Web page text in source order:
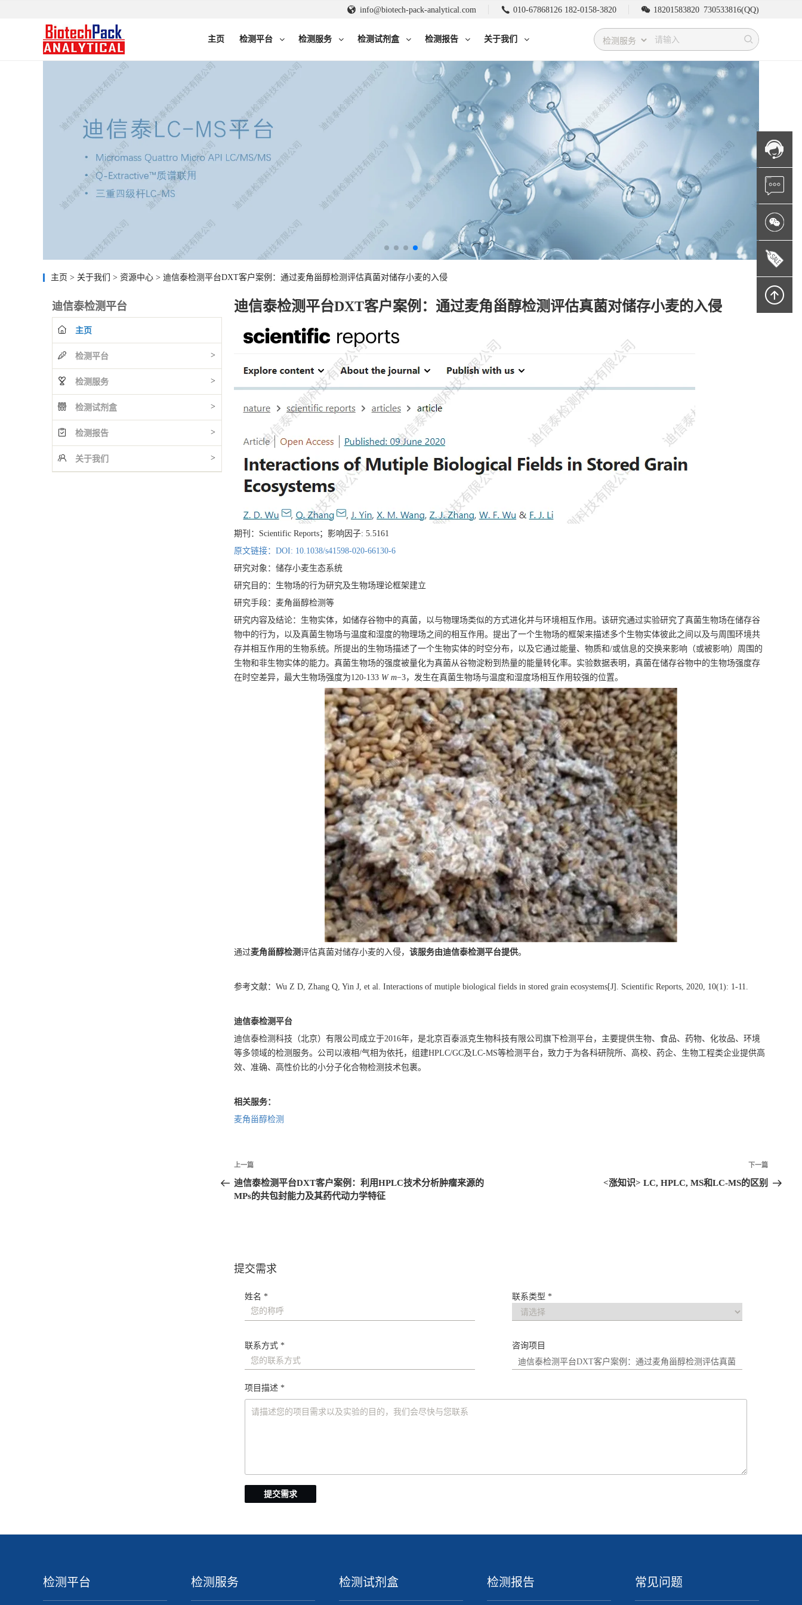
info@biotech-pack-analytical.com 010-67868126 182-0158-3820 18201583820 730533816(QQ)
主页 检测平台 检测服务 检测试剂盒 检测报告 关于我们
主页 > 关于我们 > 资源中心 > 迪信泰检测平台DXT客户案例：通过麦角甾醇检测评估真菌对储存小麦的入侵
迪信泰检测平台
主页
检测平台 >
检测服务 >
检测试剂盒 >
检测报告 >
关于我们 >
迪信泰检测平台DXT客户案例：通过麦角甾醇检测评估真菌对储存小麦的入侵
期刊：Scientific Reports；影响因子: 5.5161
原文链接：DOI: 10.1038/s41598-020-66130-6
研究对象：储存小麦生态系统
研究目的：生物场的行为研究及生物场理论框架建立
研究手段：麦角甾醇检测等
研究内容及结论：生物实体，如储存谷物中的真菌，以与物理场类似的方式进化并与环境相互作用。该研究通过实验研究了真菌生物场在储存谷
物中的行为，以及真菌生物场与温度和湿度的物理场之间的相互作用。提出了一个生物场的框架来描述多个生物实体彼此之间以及与周围环境共
存并相互作用的生物系统。所提出的生物场描述了一个生物实体的时空分布，以及它通过能量、物质和/或信息的交换来影响（或被影响）周围的
生物和非生物实体的能力。真菌生物场的强度被量化为真菌从谷物淀粉到热量的能量转化率。实验数据表明，真菌在储存谷物中的生物场强度存
在时空差异，最大生物场强度为120-133 W m−3，发生在真菌生物场与温度和湿度场相互作用较强的位置。
通过麦角甾醇检测评估真菌对储存小麦的入侵， 该服务由迪信泰检测平台提供。
参考文献：Wu Z D, Zhang Q, Yin J, et al. Interactions of mutiple biological fields in stored grain ecosystems[J]. Scientific Reports, 2020, 10(1): 1-11.
迪信泰检测平台
迪信泰检测科技（北京）有限公司成立于2016年，是北京百泰派克生物科技有限公司旗下检测平台，主要提供生物、食品、药物、化妆品、环境
等多领域的检测服务。公司以液相/气相为依托，组建HPLC/GC及LC-MS等检测平台，致力于为各科研院所、高校、药企、生物工程类企业提供高
效、准确、高性价比的小分子化合物检测技术包裹。
相关服务：
麦角甾醇检测
文
章
导
上一篇
迪信泰检测平台DXT客户案例：利用HPLC技术分析肿瘤来源的
MPs的共包封能力及其药代动力学特征
下一篇
<涨知识> LC, HPLC, MS和LC-MS的区别
提交需求
姓名 * 联系类型 *
联系方式 * 咨询项目
项目描述 *
提交需求
检测平台 检测服务 检测试剂盒 检测报告 常见问题